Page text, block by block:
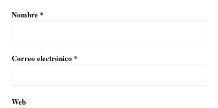
Nombre *
Correo electrónico *
Web